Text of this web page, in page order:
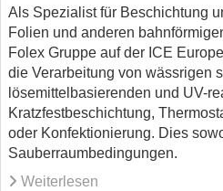
Als Spezialist für Beschichtung
Folien und anderen
Folex Gruppe auf der ICE
die Verarbeitung von wässrigen
lösemittelbasierenden und UV-
Kratzfestbeschichtung,
oder Konfektionierung. Dies
Sauberraumbedingungen.
Weiterlesen